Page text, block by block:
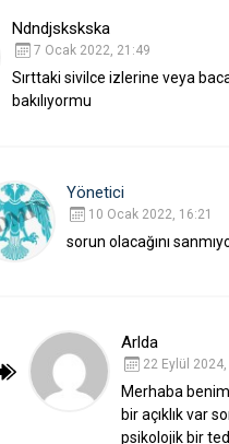
Ndndjskskska
7 Ocak 2022, 21:49
Sırttaki sivilce izlerine veya
bakılıyormu
Yönetici
10 Ocak 2022, 16:21
sorun olacağını
Arlda
22 Eylül
Merhaba
bir açıklık var
psikolojik bir